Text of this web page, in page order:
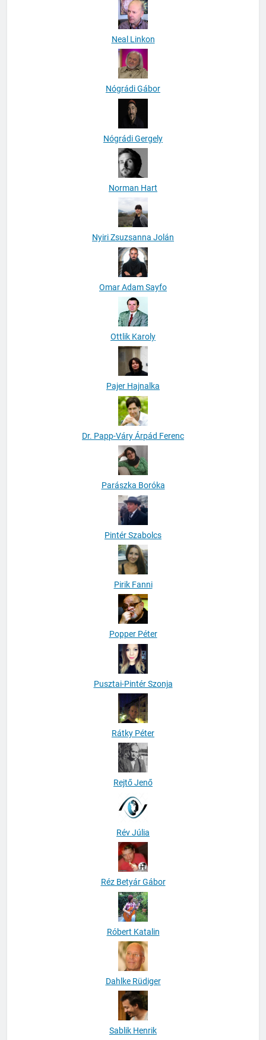
Neal Linkon
Nógrádi Gábor
Nógrádi Gergely
Norman Hart
Nyiri Zsuzsanna Jolán
Omar Adam Sayfo
Ottlik Karoly
Pajer Hajnalka
Dr. Papp-Váry Árpád Ferenc
Parászka Boróka
Pintér Szabolcs
Pirik Fanni
Popper Péter
Pusztai-Pintér Szonja
Rátky Péter
Rejtő Jenő
Rév Júlia
Réz Betyár Gábor
Róbert Katalin
Dahlke Rüdiger
Sablik Henrik